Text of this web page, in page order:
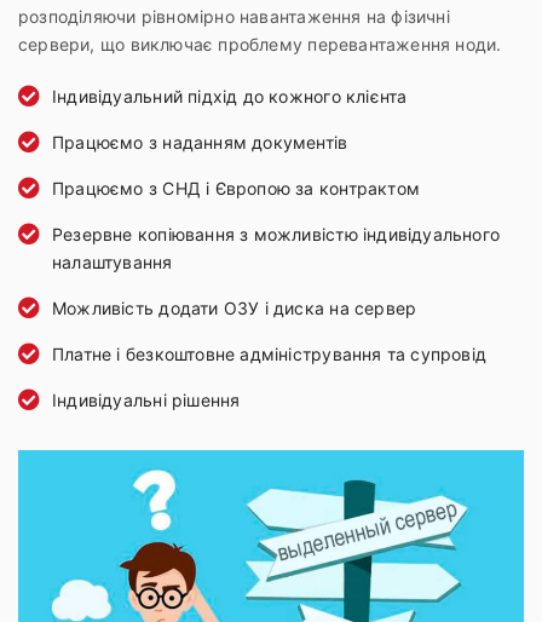
розподіляючи рівномірно навантаження на фізичні
сервери, що виключає проблему перевантаження ноди.
Індивідуальний підхід до кожного клієнта
Працюємо з наданням документів
Працюємо з СНД і Європою за контрактом
Резервне копіювання з можливістю індивідуального
налаштування
Можливість додати ОЗУ і диска на сервер
Платне і безкоштовне адміністрування та супровід
Індивідуальні рішення